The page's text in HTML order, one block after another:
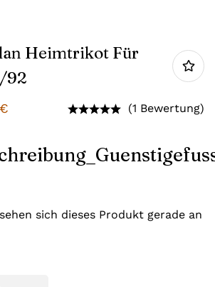
Heimtrikot Für
92
€ (1 Bewertung)
sich dieses Produkt gerade an